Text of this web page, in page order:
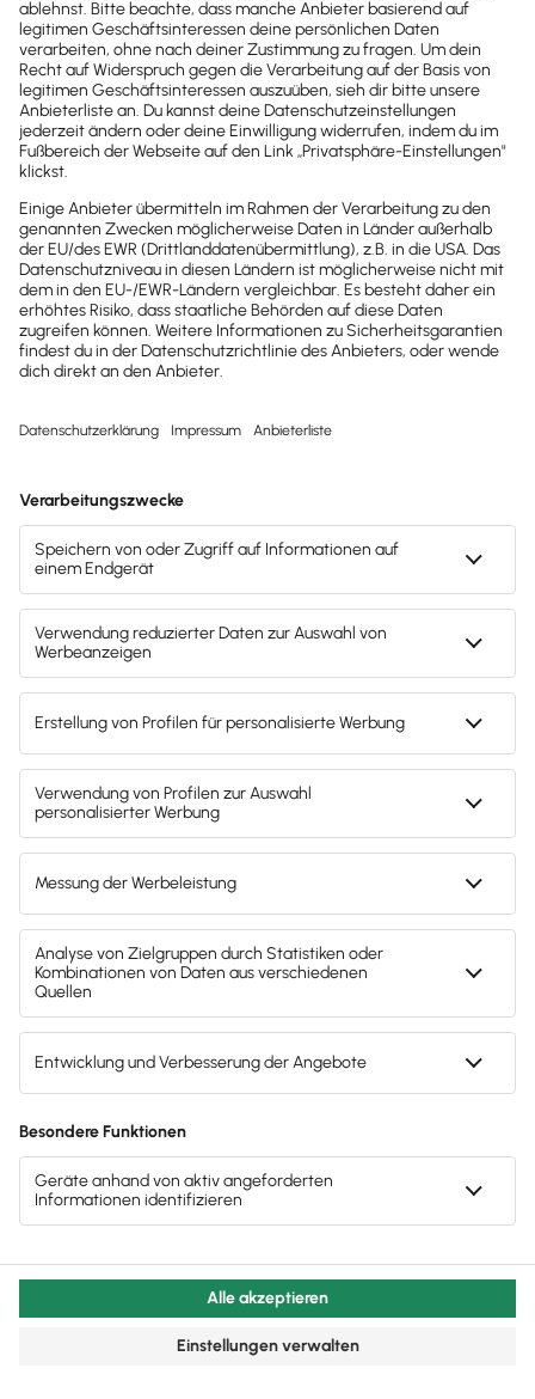
Mitarbeiter & Gehalt
Personalakte anlegen: Richtiges Pflegen von
Mitarbeiterdaten
Alles Wichtige zur Personalakte: Erfahre hier, wie du
Daten sinnvoll pflegst und Personalakten anlegst.
Lesezeit 8 Minuten
Mitarbeiter & Gehalt
abrechnen
Urlaubs, Weihnachtsgeld, Einmalzahlungen: Wir
erklären dir, worauf du achten musst, damit es
Einmalzahlungen bleiben.
Mitarbeiter & Gehalt
Beschäftigungsverbot bei Schwangerschaft